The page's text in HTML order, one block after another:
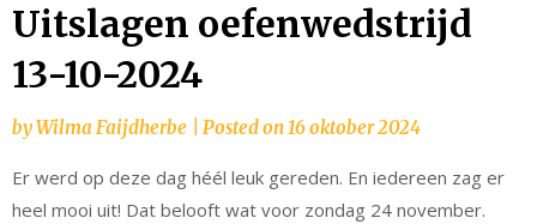
Uitslagen oefenwedstrijd
13-10-2024
byWilma Faijdherbe Posted on16 oktober 2024
Er werd op deze dag héél leuk gereden. En iedereen zag er
heel mooi uit! Dat belooft wat voor zondag 24 november.